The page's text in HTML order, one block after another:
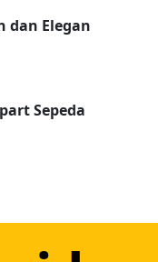
dan Elegan
Sepeda